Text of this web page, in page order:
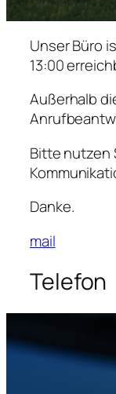
Unser Büro
13:00
Außerhalb
Bitte nutzen
Danke.
mail
Telefon